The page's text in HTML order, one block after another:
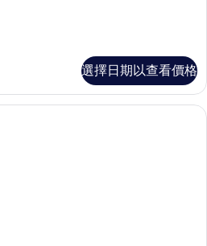
選擇日期以查看價格